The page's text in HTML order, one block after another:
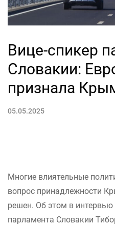
Вице-спикер
Словакии:
признала
05.05.2025
Многие влиятельные
вопрос принадлежности
решен. Об этом в
парламента Словакии